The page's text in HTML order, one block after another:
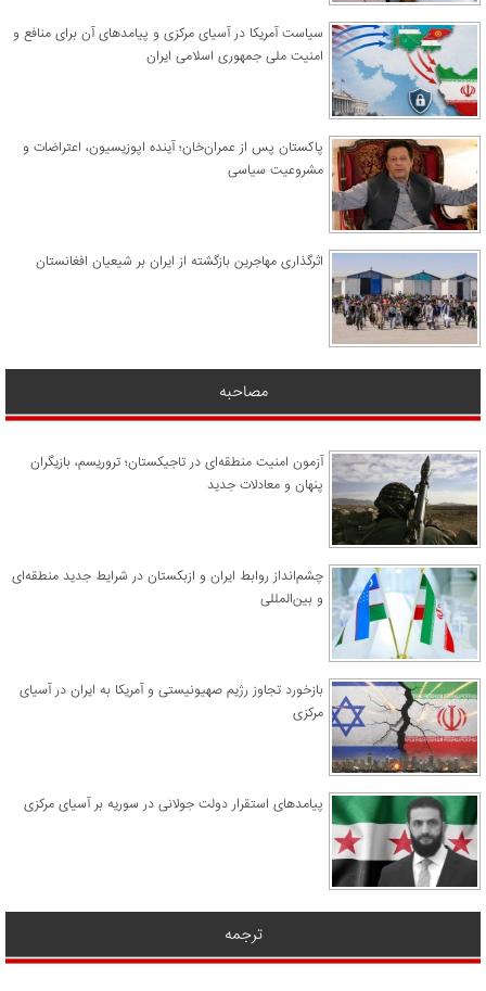
سیاست آمریکا در آسیای مرکزی و پیامدهای آن برای منافع و
امنیت ملی جمهوری اسلامی ایران
پاکستان پس از عمران‌خان؛ آینده اپوزیسیون، اعتراضات و
مشروعیت سیاسی
اثرگذاری مهاجرین بازگشته از ایران بر شیعیان افغانستان
مصاحبه
آزمون امنیت منطقه‌ای در تاجیکستان؛ تروریسم، بازیگران
پنهان و معادلات جدید
چشم‌انداز روابط ایران و ازبکستان در شرایط جدید منطقه‌ای
و بین‌المللی
​بازخورد تجاوز رژیم صهیونیستی و آمریکا به ایران در آسیای
مرکزی
پیامدهای استقرار دولت جولانی در سوریه بر آسیای مرکزی
ترجمه